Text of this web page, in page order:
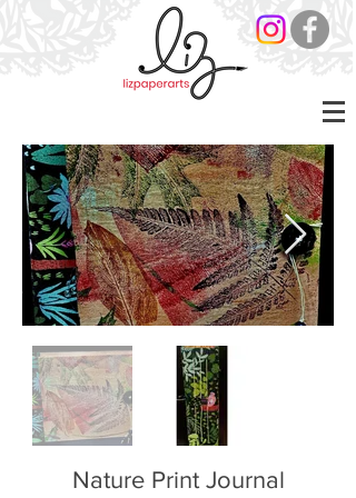
Nature Print Journal